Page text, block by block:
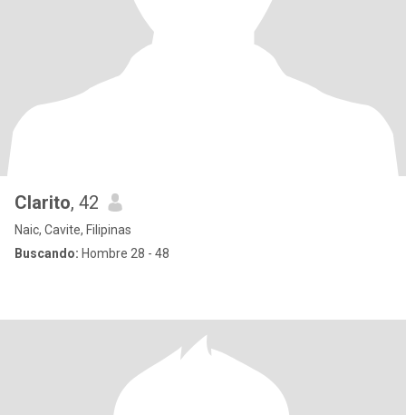
Clarito, 42
Naic, Cavite, Filipinas
Buscando: Hombre 28 - 48